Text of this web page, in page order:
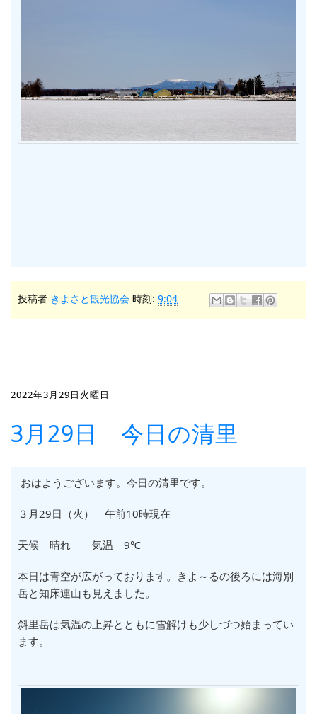
投稿者 きよさと観光協会 時刻: 9:04
2022年3月29日火曜日
3月29日 今日の清里
おはようございます。今日の清里です。
３月29日（火 ） 午前10時現在
天候 晴れ 気温 9℃
本日は青空が広がっております。きよ～るの後ろには海別
岳と知床連山も見えました。
斜里岳は気温の上昇とともに雪解けも少しづつ始まってい
ます。